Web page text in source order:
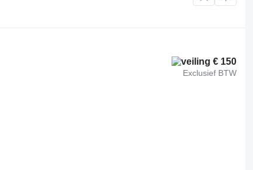
€ 150
Exclusief BTW